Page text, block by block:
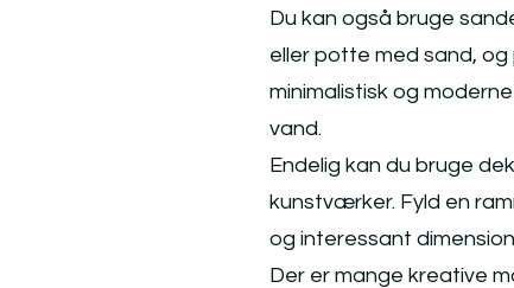
Du kan også bruge
eller potte med sand,
minimalistisk og
vand.
Endelig kan du bruge
kunstværker. Fyld en
og interessant
Der er mange kreative